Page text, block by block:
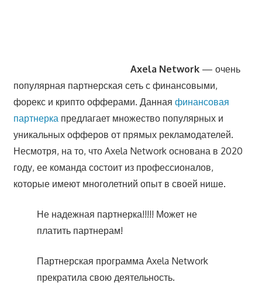
Axela Network— очень
популярная партнерская сеть с финансовыми,
форекс и крипто офферами. Данная финансовая
партнеркапредлагает множество популярных и
уникальных офферов от прямых рекламодателей.
Несмотря, на то, что Axela Network основана в 2020
году, ее команда состоит из профессионалов,
которые имеют многолетний опыт в своей нише.
Не надежная партнерка!!!!! Может не
платить партнерам!
Партнерская программа Axela Network
прекратила свою деятельность.